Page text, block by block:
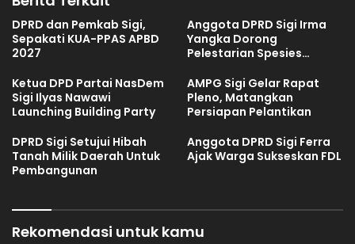
DPRD dan Pemkab Sigi,
Sepakati KUA-PPAS APBD
2027
Anggota DPRD Sigi Irma
Yangka Dorong
Pelestarian Spesies
Ketua DPD Partai NasDem
Sigi Ilyas Nawawi
Launching Building Party
AMPG Sigi Gelar Rapat
Pleno, Matangkan
Persiapan Pelantikan
DPRD Sigi Setujui Hibah
Tanah Milik Daerah Untuk
Pembangunan
Anggota DPRD Sigi Ferra
Ajak Warga Sukseskan FDL
Rekomendasi untuk kamu